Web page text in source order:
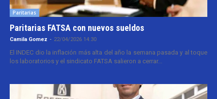
Paritarias
Paritarias FATSA con nuevos sueldos
Camila Gomez - 22/04/2026 14:30
El INDEC dio la inflación más alta del año la semana pasada y al toque
los laboratorios y el sindicato FATSA salieron a cerrar...